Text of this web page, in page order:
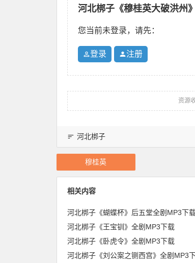
河北梆子《穆桂英大破洪州
您当前未登录，请先：
登录 注册
资源
河北梆子
穆桂英
相关内容
河北梆子《蝴蝶杯》后五堂全剧MP3下
河北梆子《王宝钏》全剧MP3下载
河北梆子《卧虎令》全剧MP3下载
河北梆子《刘公案之铡西宫》全剧MP3